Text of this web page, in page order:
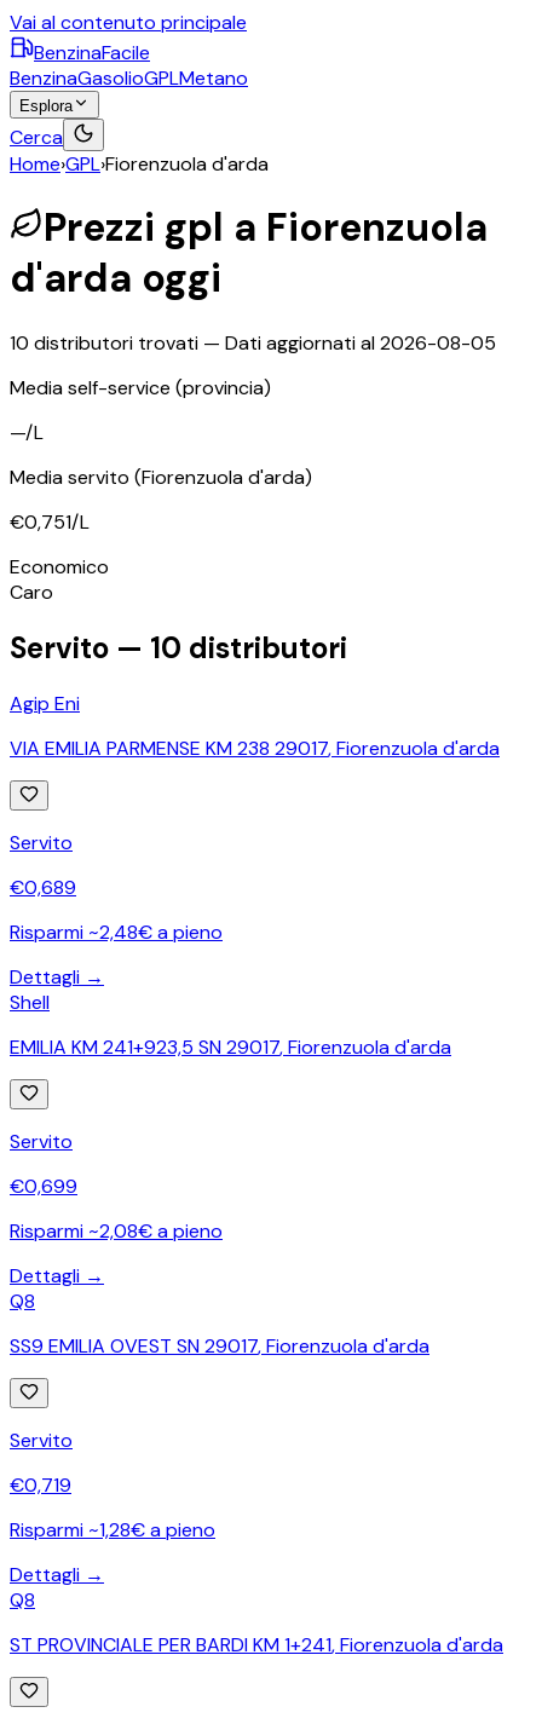
Vai al contenuto principale
BenzinaFacile
BenzinaGasolioGPLMetano
Esplora
Cerca
Home›GPL›Fiorenzuola d'arda
Prezzi gpl a Fiorenzuola
d'arda oggi
10 distributori trovati — Dati aggiornati al2026-08-05
Media self-service (provincia)
—/L
Media servito (Fiorenzuola d'arda)
€0,751/L
Economico
Caro
Servito — 10 distributori
Agip Eni
VIA EMILIA PARMENSE KM 238 29017,Fiorenzuola d'arda
Servito
€0,689
Risparmi ~2,48€ a pieno
Dettagli →
Shell
EMILIA KM 241+923,5 SN 29017,Fiorenzuola d'arda
Servito
€0,699
Risparmi ~2,08€ a pieno
Dettagli →
Q8
SS9 EMILIA OVEST SN 29017,Fiorenzuola d'arda
Servito
€0,719
Risparmi ~1,28€ a pieno
Dettagli →
Q8
ST PROVINCIALE PER BARDI KM 1+241,Fiorenzuola d'arda